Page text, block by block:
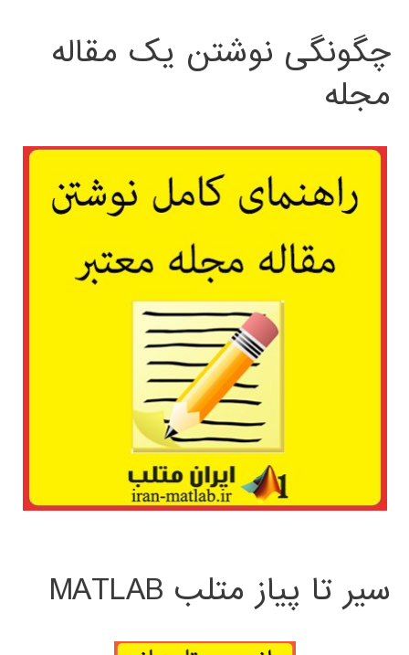
چگونگی نوشتن یک مقاله
مجله
سیر تا پیاز متلب MATLAB